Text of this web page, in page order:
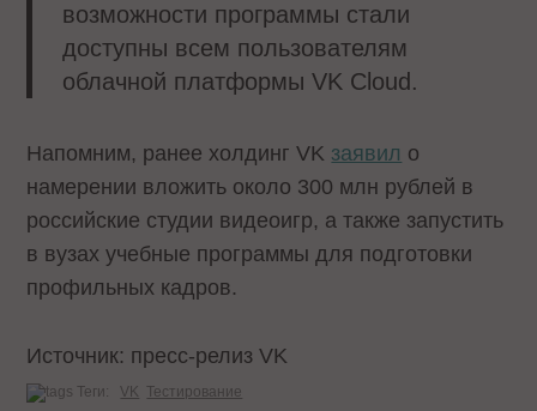
возможности программы стали
доступны всем пользователям
облачной платформы VK Сloud.
Напомним, ранее холдинг VK заявил о
намерении вложить около 300 млн рублей в
российские студии видеоигр, а также запустить
в вузах учебные программы для подготовки
профильных кадров.
Источник: пресс-релиз VK
Теги: VK Тестирование